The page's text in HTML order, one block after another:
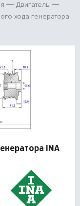
Двигатель
хода генератора
INA